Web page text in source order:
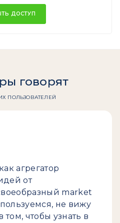
ДОСТУП
говорят
ПОЛЬЗОВАТЕЛЕЙ
агрегатор
от
market
не вижу
том, чтобы узнать в